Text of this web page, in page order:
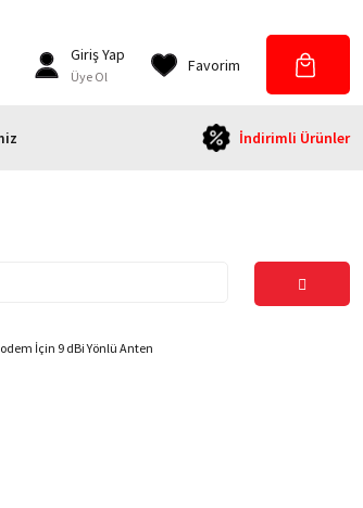
Giriş Yap
Üye Ol
Favorim
İndirimli Ürünler